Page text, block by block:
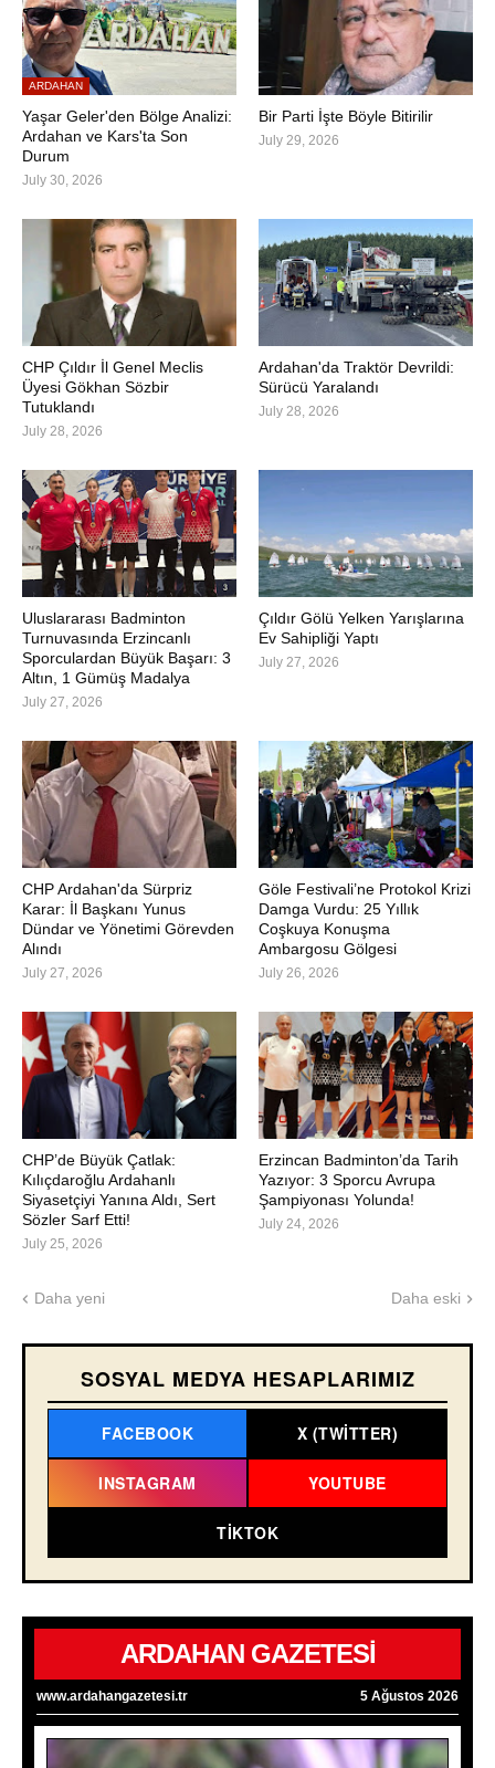
ARDAHAN
Yaşar Geler'den Bölge Analizi:
Ardahan ve Kars'ta Son
Durum
July 30, 2026
Bir Parti İşte Böyle Bitirilir
July 29, 2026
CHP Çıldır İl Genel Meclis
Üyesi Gökhan Sözbir
Tutuklandı
July 28, 2026
Ardahan'da Traktör Devrildi:
Sürücü Yaralandı
July 28, 2026
Uluslararası Badminton
Turnuvasında Erzincanlı
Sporculardan Büyük Başarı: 3
Altın, 1 Gümüş Madalya
July 27, 2026
Çıldır Gölü Yelken Yarışlarına
Ev Sahipliği Yaptı
July 27, 2026
CHP Ardahan'da Sürpriz
Karar: İl Başkanı Yunus
Dündar ve Yönetimi Görevden
Alındı
July 27, 2026
Göle Festivali’ne Protokol Krizi
Damga Vurdu: 25 Yıllık
Coşkuya Konuşma
Ambargosu Gölgesi
July 26, 2026
CHP’de Büyük Çatlak:
Kılıçdaroğlu Ardahanlı
Siyasetçiyi Yanına Aldı, Sert
Sözler Sarf Etti!
July 25, 2026
Erzincan Badminton’da Tarih
Yazıyor: 3 Sporcu Avrupa
Şampiyonası Yolunda!
July 24, 2026
Daha yeni Daha eski
SOSYAL MEDYA HESAPLARIMIZ
FACEBOOK X (TWITTER)
INSTAGRAM YOUTUBE
TIKTOK
ARDAHAN GAZETESİ
www.ardahangazetesi.tr 5 Ağustos 2026